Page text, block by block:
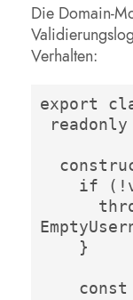
Die Domain-
Verhalten:
export